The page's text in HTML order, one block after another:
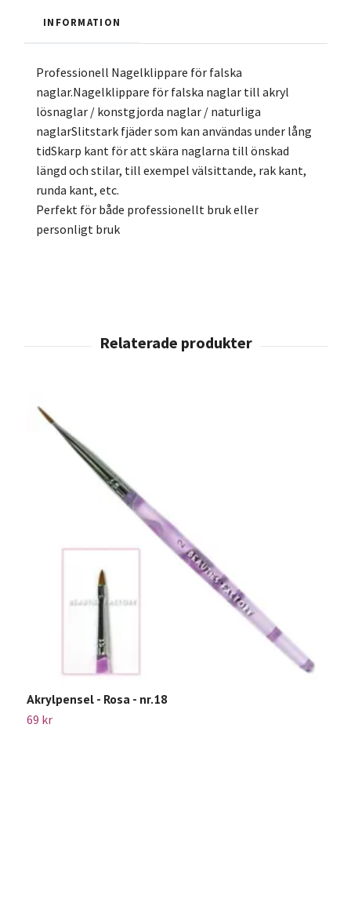
INFORMATION
Professionell Nagelklippare för falska
naglar.Nagelklippare för falska naglar till akryl
lösnaglar / konstgjorda naglar / naturliga
naglarSlitstark fjäder som kan användas under lång
tidSkarp kant för att skära naglarna till önskad
längd och stilar, till exempel välsittande, rak kant,
runda kant, etc.
Perfekt för både professionellt bruk eller
personligt bruk
Akrylpensel - Rosa - nr.18
69 kr